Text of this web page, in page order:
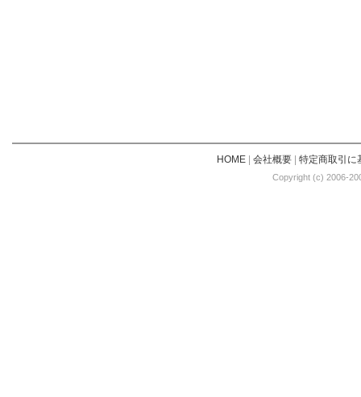
HOME| 会社概要| 特定商取引に
Copyright (c) 2006-